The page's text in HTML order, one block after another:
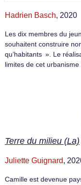
Hadrien Basch, 2020
Les dix membres du
souhaitent construire
qu’habitants ». Le
limites de cet urbanisme
Terre du milieu (La)
Juliette Guignard,
Camille est devenue